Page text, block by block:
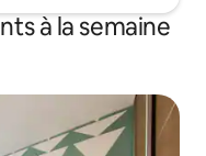
à la semaine